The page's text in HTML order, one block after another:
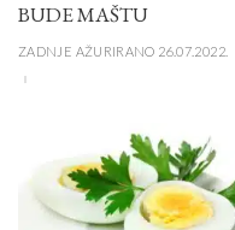
BUDE MAŠTU
ZADNJE AŽURIRANO 26.07.2022.